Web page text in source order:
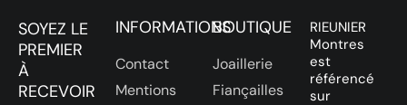
SOYEZ LE
PREMIER
À
RECEVOIR
INFORMATIONS
Contact
Mentions
BOUTIQUE
Joaillerie
Fiançailles
RIEUNIER
Montres
est
référencé
sur